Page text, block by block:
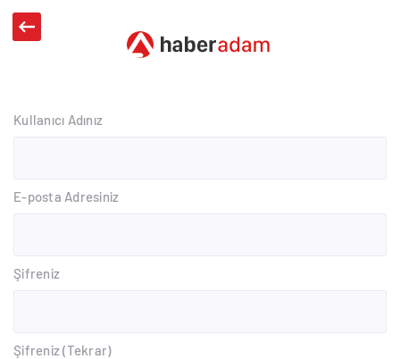
Kullanıcı Adınız
E-posta Adresiniz
Şifreniz
Şifreniz (Tekrar)